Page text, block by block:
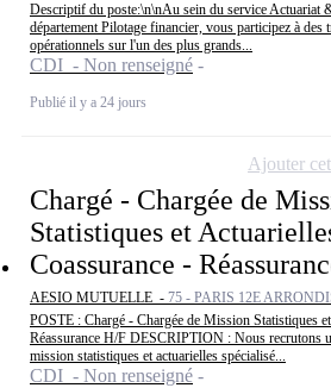
Descriptif du poste:\n\nAu sein du service Actuariat
département Pilotage financier, vous participez à des
opérationnels sur l'un des plus grands...
CDI - Non renseigné
Publié il y a 24 jours
Chargé - Chargée de
Statistiques et
Coassurance -
AESIO MUTUELLE - 75 - PARIS 12E
POSTE : Chargé - Chargée de Mission Statistiques
Réassurance H/F DESCRIPTION : Nous recrutons
mission statistiques et actuarielles spécialisé...
CDI - Non renseigné
Ajouter